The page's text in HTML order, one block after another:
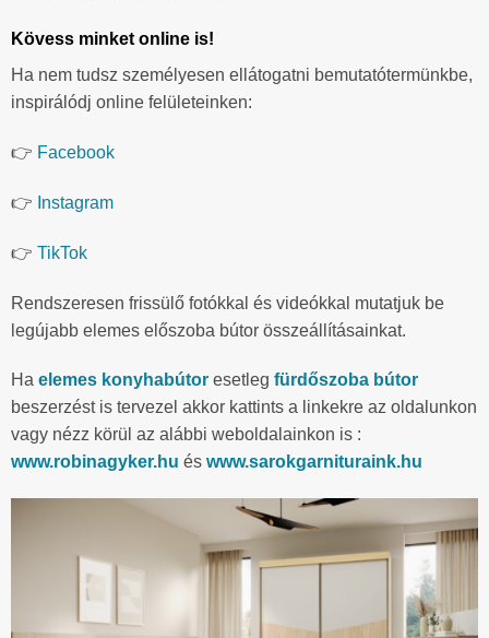
Kövess minket online is!
Ha nem tudsz személyesen ellátogatni bemutatótermünkbe,
inspirálódj online felületeinken:
👉 Facebook
👉 Instagram
👉 TikTok
Rendszeresen frissülő fotókkal és videókkal mutatjuk be
legújabb elemes előszoba bútor összeállításainkat.
Ha elemes konyhabútor esetleg fürdőszoba bútor
beszerzést is tervezel akkor kattints a linkekre az oldalunkon
vagy nézz körül az alábbi weboldalainkon is :
www.robinagyker.hu és www.sarokgarnituraink.hu